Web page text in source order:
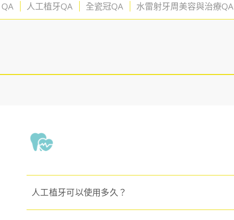
人工植牙QA 全瓷冠QA 水雷射牙周美容與治療QA
人工植牙可以使用多久？